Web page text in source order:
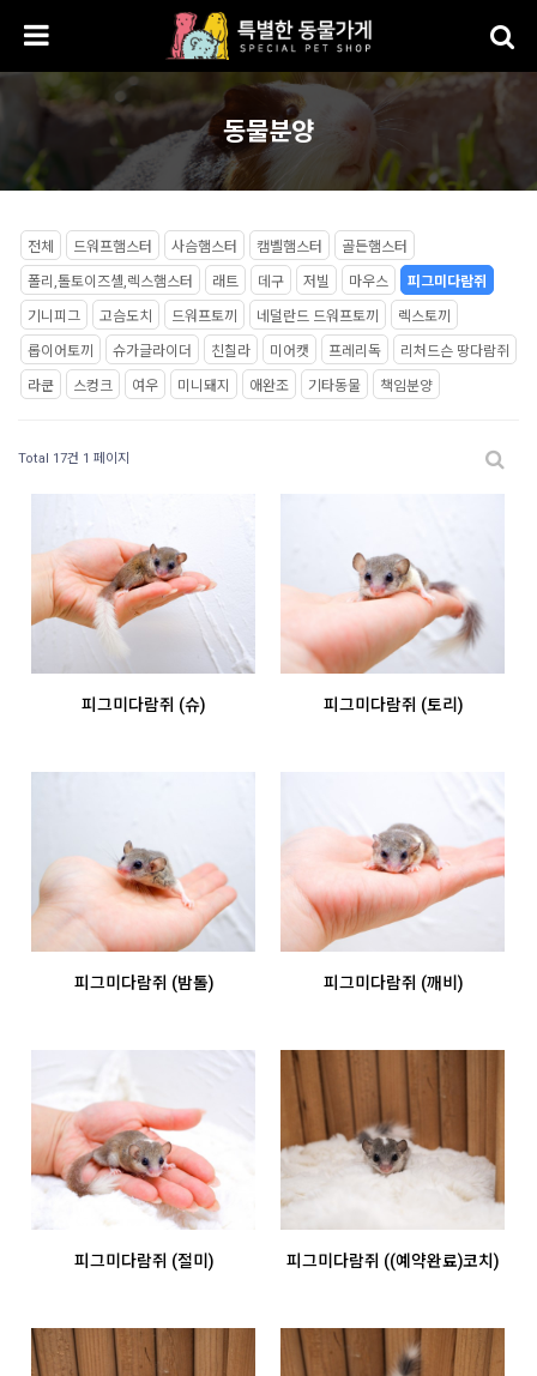
동물분양
전체 드워프햄스터 사슴햄스터 캠벨햄스터 골든햄스터
폴리,톨토이즈셸,렉스햄스터 래트 데구 저빌 마우스 피그미다람쥐
기니피그 고슴도치 드워프토끼 네덜란드 드워프토끼 렉스토끼
롭이어토끼 슈가글라이더 친칠라 미어캣 프레리독 리처드슨 땅다람쥐
라쿤 스컹크 여우 미니돼지 애완조 기타동물 책임분양
Total 17건 1 페이지
피그미다람쥐 (슈) 피그미다람쥐 (토리)
피그미다람쥐 (밤톨) 피그미다람쥐 (깨비)
피그미다람쥐 (절미) 피그미다람쥐 ((예약완료)코치)